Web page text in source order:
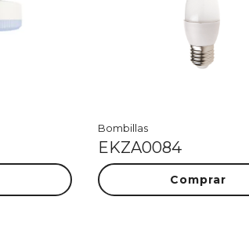
Bombillas
EKZA0084
Comprar